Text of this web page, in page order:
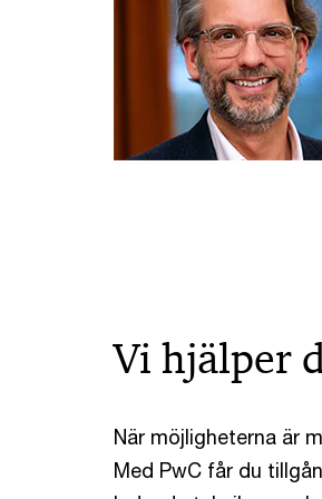
Vi hjälper
När möjligheterna är
Med PwC får du